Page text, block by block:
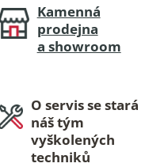
Kamenná
prodejna
a showroom
O servis se stará
náš tým
vyškolených
techniků